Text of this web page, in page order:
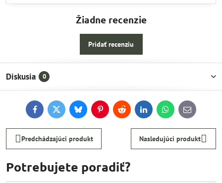
Žiadne recenzie
Pridať recenziu
Diskusia 0
FacebookTwitterBlueskyPinterestReddit LinkedInWhatsApp
E-
mail
Predchádzajúci produkt Nasledujúci produkt
Potrebujete poradiť?